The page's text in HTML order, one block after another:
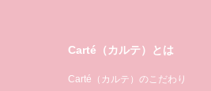
Carté（カルテ）とは
Carté（カルテ）のこだわり